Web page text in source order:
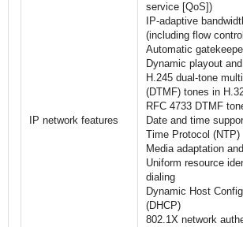
IP network features
service [QoS])
IP-adaptive
(including flow
Automatic
Dynamic playout
H.245 dual-tone
(DTMF) tones in
RFC 4733 DTMF
Date and time
Time Protocol (NTP)
Media adaptation
Uniform resource
dialing
Dynamic Host
(DHCP)
802.1X network